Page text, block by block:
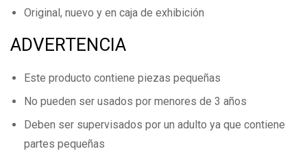
Original, nuevo y en caja de exhibición
ADVERTENCIA
Este producto contiene piezas pequeñas
No pueden ser usados por menores de 3 años
Deben ser supervisados por un adulto ya que contiene
partes pequeñas